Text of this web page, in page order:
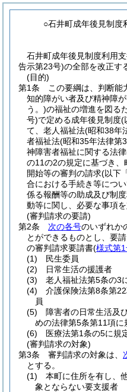
○石井町成年後見制度
石井町成年後見制度利用
告示第23号)の全部を改正す
(目的)
第1条
この要綱は、判断能
知的障がい者及び精神障
う。)の福祉の増進を図る
号)で定める成年後見制度(
て、老人福祉法(昭和38年
者福祉法(昭和35年法律第
神障害者福祉に関する法律
の11の2の規定に基づき
開始等の審判の請求(以下
合における手続き等につ
係る報酬等の助成及び制
動等に関し、必要な事項
(審判請求の要請)
第2条
次の各号のいずれか
とができるものとし、要
の審判請求要請書(様式第
(1)
民生委員
(2)
日常生活の援護者
(3)
老人福祉法第5条の3
(4)
介護保険法第8条第
員
(5)
障害者の日常生活及
めの法律第5条第11項に
(6)
医療法第1条の5に規
(審判請求の対象)
第3条
審判請求の対象は、
とする。
(1)
本町に住所を有し、
象とならない要支援者